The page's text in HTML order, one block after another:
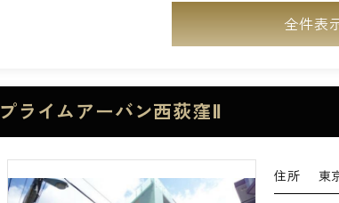
全件表
プライムアーバン西荻窪Ⅱ
住所 東